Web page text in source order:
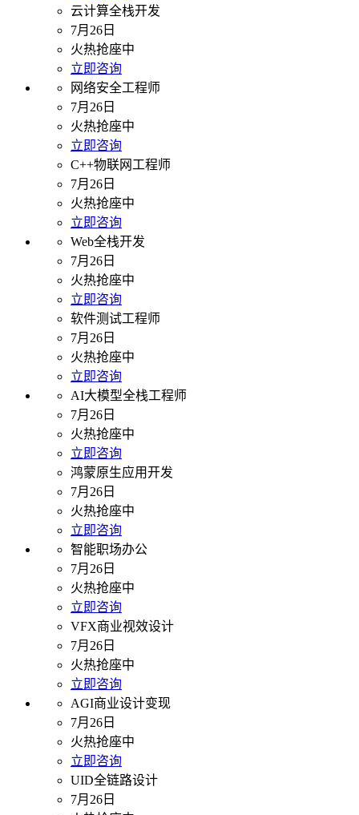
云计算全栈开发
7月26日
火热抢座中
立即咨询
网络安全工程师
7月26日
火热抢座中
立即咨询
C++物联网工程师
7月26日
火热抢座中
立即咨询
Web全栈开发
7月26日
火热抢座中
立即咨询
软件测试工程师
7月26日
火热抢座中
立即咨询
AI大模型全栈工程师
7月26日
火热抢座中
立即咨询
鸿蒙原生应用开发
7月26日
火热抢座中
立即咨询
智能职场办公
7月26日
火热抢座中
立即咨询
VFX商业视效设计
7月26日
火热抢座中
立即咨询
AGI商业设计变现
7月26日
火热抢座中
立即咨询
UID全链路设计
7月26日